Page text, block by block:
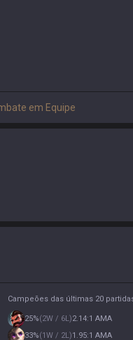
em Equipe
Campeões das últimas 20
25%(2W / 6L)2.14:1 AMA
33%(1W / 2L)1.95:1 AMA